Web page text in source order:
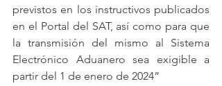
previstos en los instructivos publicados
en el Portal del SAT, así como para que
la transmisión del mismo al Sistema
Electrónico Aduanero sea exigible a
partir del 1 de enero de 2024”